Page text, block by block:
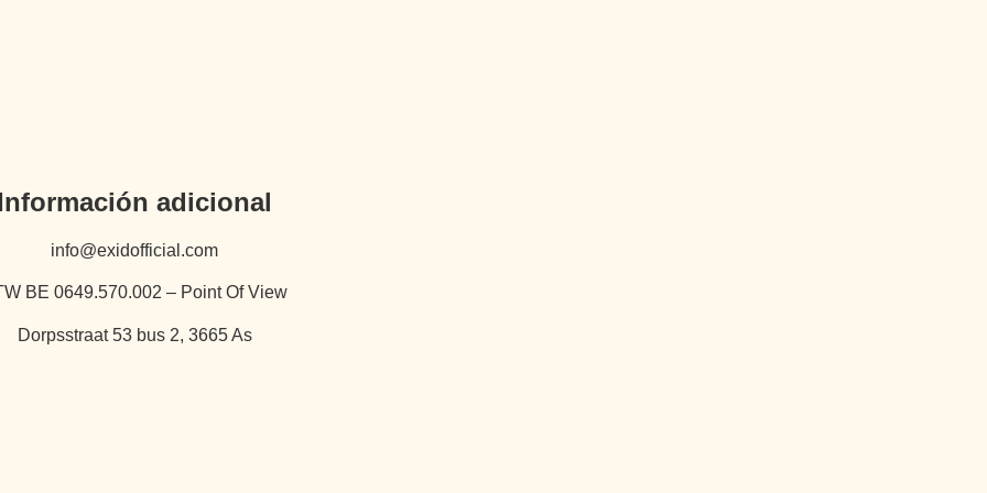
adicional
info@exidofficial.com
BE 0649.570.002 – Point Of View
Dorpsstraat 53 bus 2, 3665 As